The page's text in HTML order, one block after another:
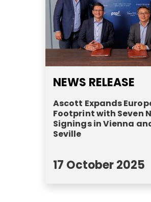
NEWS RELEASE
Ascott Expands
Footprint with Seven
Signings in Vienna
Seville
17 October 2025